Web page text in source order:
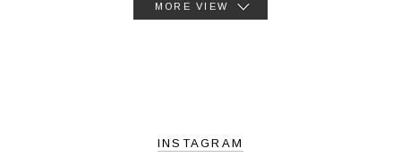
MORE VIEW
INSTAGRAM